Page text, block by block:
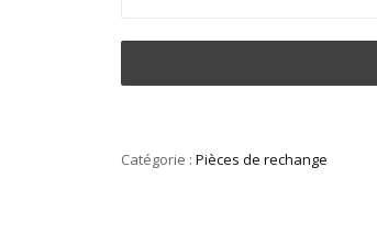
Catégorie : Pièces de rechange